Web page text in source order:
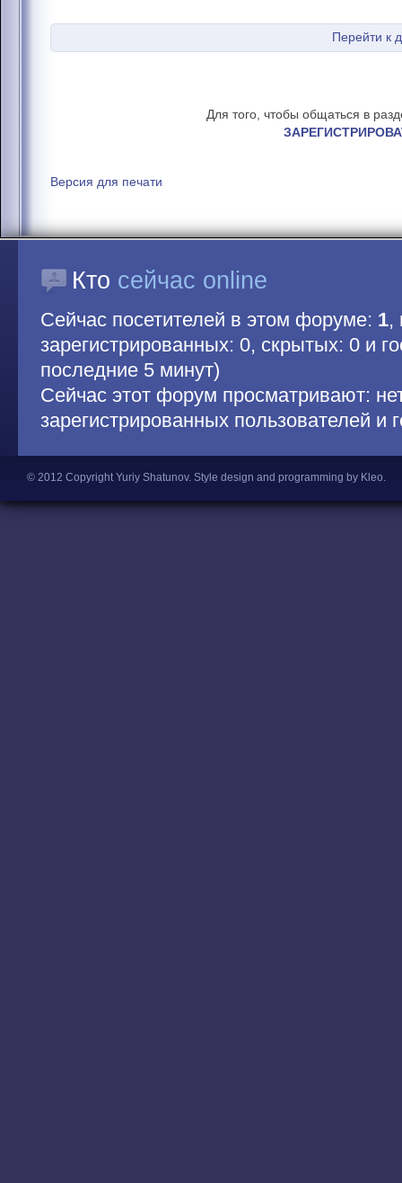
Перейти к
Для того, чтобы общаться в
Версия для печати
Кто сейчас online
Сейчас посетителей в этом форуме: 1,
зарегистрированных: 0, скрытых: 0 и
последние 5 минут)
Сейчас этот форум просматривают:
зарегистрированных пользователей и
© 2012 Copyright Yuriy Shatunov. Style design and programming by Kleo.